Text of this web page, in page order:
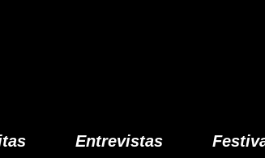
Entrevistas